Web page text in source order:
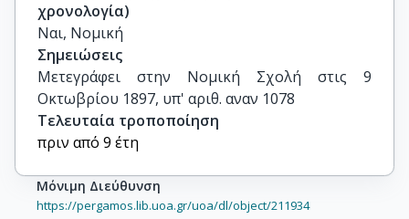
χρονολογία)
Ναι, Νομική
Σημειώσεις
Μετεγράφει στην Νομική Σχολή στις 9
Οκτωβρίου 1897, υπ' αριθ. αναν 1078
Τελευταία τροποποίηση
πριν από 9 έτη
Μόνιμη Διεύθυνση
https://pergamos.lib.uoa.gr/uoa/dl/object/211934